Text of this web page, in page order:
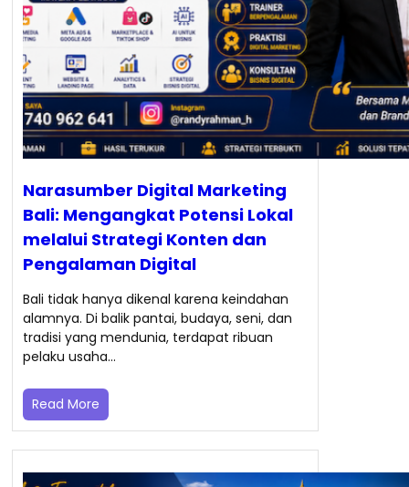
Narasumber Digital Marketing
Bali: Mengangkat Potensi Lokal
melalui Strategi Konten dan
Pengalaman Digital
Bali tidak hanya dikenal karena keindahan
alamnya. Di balik pantai, budaya, seni, dan
tradisi yang mendunia, terdapat ribuan
pelaku usaha…
Read More